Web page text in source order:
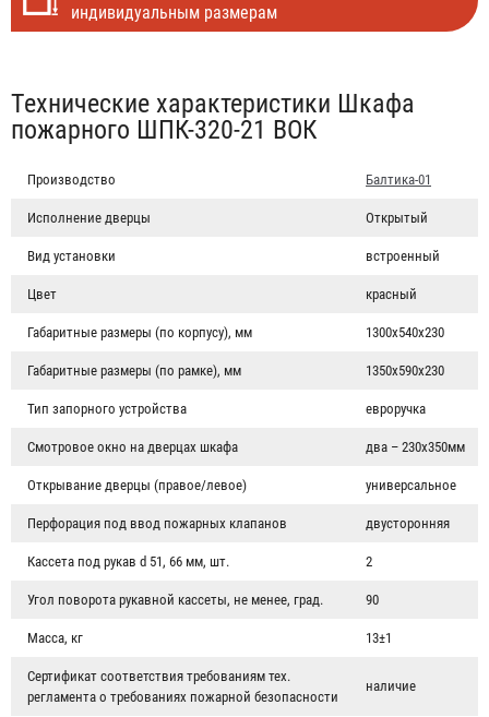
индивидуальным размерам
Табы
Технические характеристики Шкафа
пожарного ШПК-320-21 ВОК
Производство Балтика-01
Исполнение дверцы Открытый
Вид установки встроенный
Цвет красный
Габаритные размеры (по корпусу), мм 1300х540х230
Габаритные размеры (по рамке), мм 1350х590х230
Тип запорного устройства евроручка
Смотровое окно на дверцах шкафа два – 230х350мм
Открывание дверцы (правое/левое) универсальное
Перфорация под ввод пожарных клапанов двусторонняя
Кассета под рукав d 51, 66 мм, шт. 2
Угол поворота рукавной кассеты, не менее, град. 90
Масса, кг 13±1
Сертификат соответствия требованиям тех.
регламента о требованиях пожарной безопасности
наличие